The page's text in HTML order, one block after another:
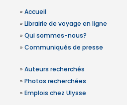
» Accueil
» Librairie de voyage en ligne
» Qui sommes-nous?
» Communiqués de presse
» Auteurs recherchés
» Photos recherchées
» Emplois chez Ulysse